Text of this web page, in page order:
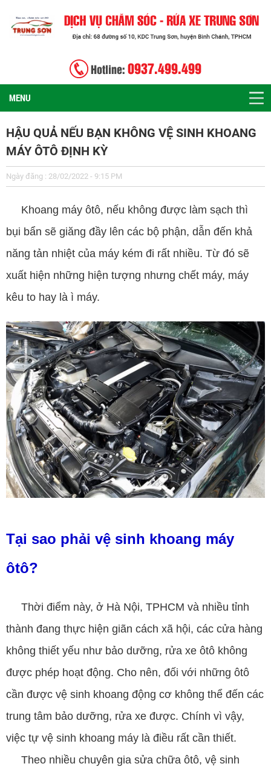
Hotline: 0937.499.499
MENU
HẬU QUẢ NẾU BẠN KHÔNG VỆ SINH KHOANG
MÁY ÔTÔ ĐỊNH KỲ
Ngày đăng : 28/02/2022 - 9:15 PM
Khoang máy ôtô, nếu không được làm sạch thì
bụi bẩn sẽ giăng đầy lên các bộ phận, dẫn đến khả
năng tản nhiệt của máy kém đi rất nhiều. Từ đó sẽ
xuất hiện những hiện tượng nhưng chết máy, máy
kêu to hay là ì máy.
Tại sao phải vệ sinh khoang máy
ôtô?
Thời điểm này, ở Hà Nội, TPHCM và nhiều tỉnh
thành đang thực hiện giãn cách xã hội, các cửa hàng
không thiết yếu như bảo dưỡng, rửa xe ôtô không
được phép hoạt động. Cho nên, đối với những ôtô
cần được vệ sinh khoang động cơ không thể đến các
trung tâm bảo dưỡng, rửa xe được. Chính vì vậy,
việc tự vệ sinh khoang máy là điều rất cần thiết.
Theo nhiều chuyên gia sửa chữa ôtô, vệ sinh